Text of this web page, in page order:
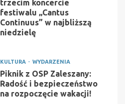
trzecim koncercie
festiwalu „Cantus
Continuus” w najbliższą
niedzielę
KULTURA WYDARZENIA
Piknik z OSP Zaleszany:
Radość i bezpieczeństwo
na rozpoczęcie wakacji!